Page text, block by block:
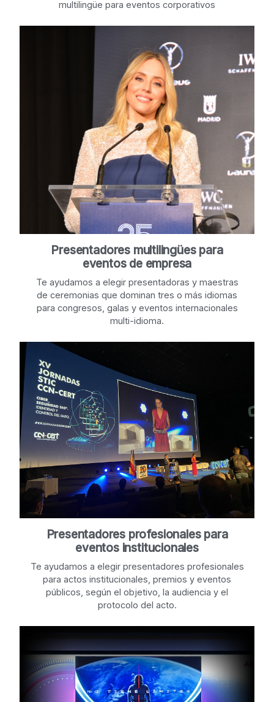
multilingüe para eventos corporativos
Presentadores multilingües para
eventos de empresa
Te ayudamos a elegir presentadoras y maestras
de ceremonias que dominan tres o más idiomas
para congresos, galas y eventos internacionales
multi-idioma.
Presentadores profesionales para
eventos institucionales
Te ayudamos a elegir presentadores profesionales
para actos institucionales, premios y eventos
públicos, según el objetivo, la audiencia y el
protocolo del acto.